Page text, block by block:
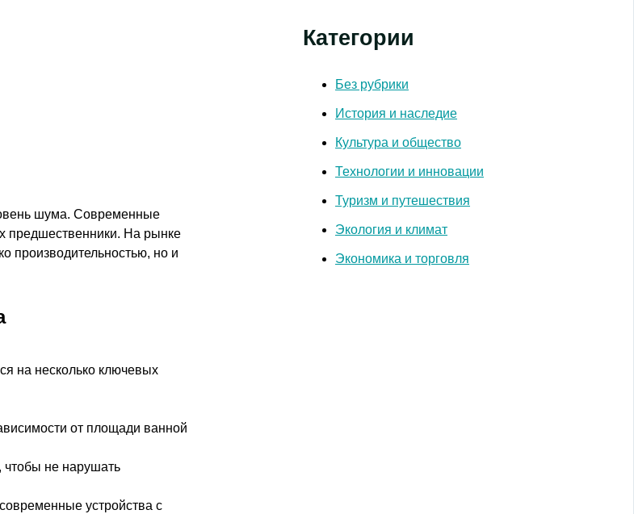
шума. Современные
предшественники. На рынке
производительностью, но и
на несколько ключевых
от площади ванной
не нарушать
устройства с
Категории
Без рубрики
История и наследие
Культура и общество
Технологии и инновации
Туризм и путешествия
Экология и климат
Экономика и торговля